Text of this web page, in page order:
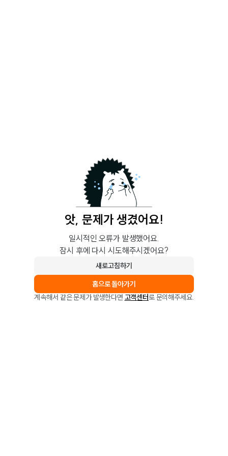
앗, 문제가 생겼어요!
일시적인 오류가 발생했어요.
잠시 후에 다시 시도해주시겠어요?
새로고침하기
홈으로 돌아가기
계속해서 같은 문제가 발생한다면 고객센터로 문의해주세요.